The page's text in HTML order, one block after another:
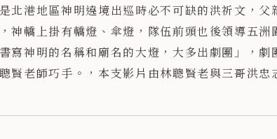
北港地區神明遶境出巡時必不可缺的
神轎上掛有轎燈、傘燈，隊伍前頭也
寫神明的名稱和廟名的大燈，大多出
賢老師巧手。，本支影片由林聰賢老
禁忌，林老師堅持以傳統的古法製作
洪祈文，父
後領導五洲
劇團」，劇
與三哥洪忠
生極具視覺